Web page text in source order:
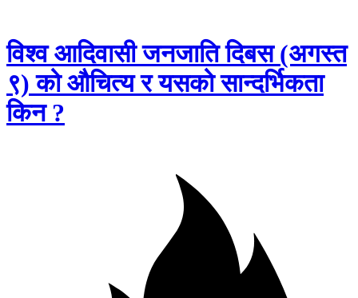
विश्व आदिवासी जनजाति दिबस (अगस्त
९) को औचित्य र यसको सान्दर्भिकता
किन ?